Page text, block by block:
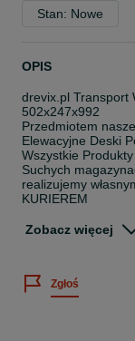
Stan: Nowe
OPIS
drevix.pl Transport
502x247x992
Przedmiotem
Elewacyjne Deski
Wszystkie
Suchych
realizujemy
KURIEREM
Gr 11mm szer9,6
Gr. 2 cm szer. 13
Gr.2.2 cm szer
Zobacz więcej
Zgłoś